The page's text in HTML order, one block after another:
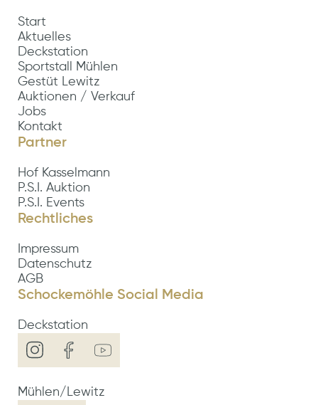
Start
Aktuelles
Deckstation
Sportstall Mühlen
Gestüt Lewitz
Auktionen / Verkauf
Jobs
Kontakt
Partner
Hof Kasselmann
P.S.I. Auktion
P.S.I. Events
Rechtliches
Impressum
Datenschutz
AGB
Schockemöhle Social Media
Deckstation
Mühlen/Lewitz